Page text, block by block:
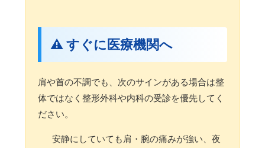
⚠️ すぐに医療機関へ
肩や首の不調でも、次のサインがある場合は整
体ではなく整形外科や内科の受診を優先してく
ださい。
安静にしていても肩・腕の痛みが強い、夜